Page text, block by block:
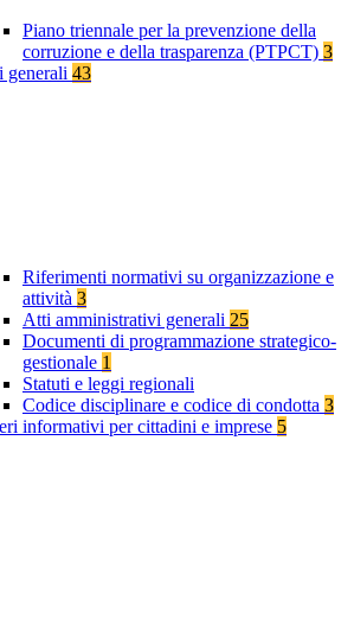
Piano triennale per la prevenzione della
corruzione e della trasparenza (PTPCT) 3
generali 43
Riferimenti normativi su organizzazione e
attività 3
Atti amministrativi generali 25
Documenti di programmazione strategico-
gestionale 1
Statuti e leggi regionali
Codice disciplinare e codice di condotta 3
informativi per cittadini e imprese 5